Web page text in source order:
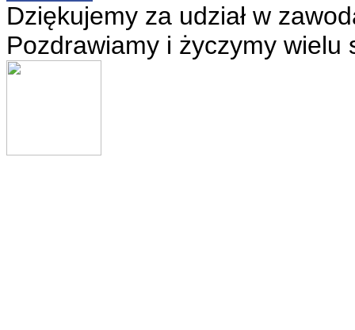
Dziękujemy za udział w
Pozdrawiamy i życzymy wielu